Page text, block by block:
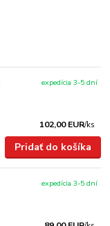
102,00 EUR/ks
expedícia 3-5 dní
Pridať do košíka
expedícia 3-5 dní